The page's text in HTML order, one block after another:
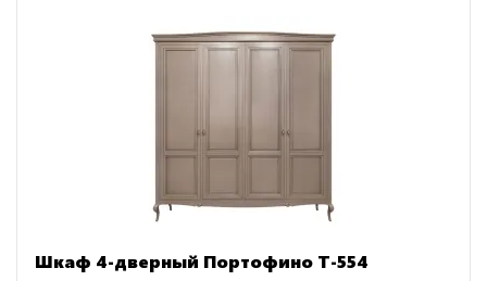
Шкаф 4-дверный Портофино Т-554